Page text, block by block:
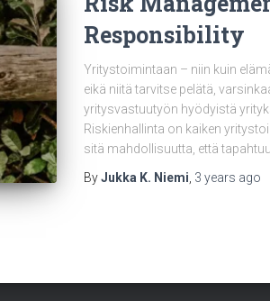
Responsibility
Yritystoimintaan – niin kuin
eikä niitä tarvitse pelätä,
yritysvastuutyön hyödyistä
Riskienhallinta on kaiken
sitä mahdollisuutta, että
ByJukka K. Niemi 3 years ago